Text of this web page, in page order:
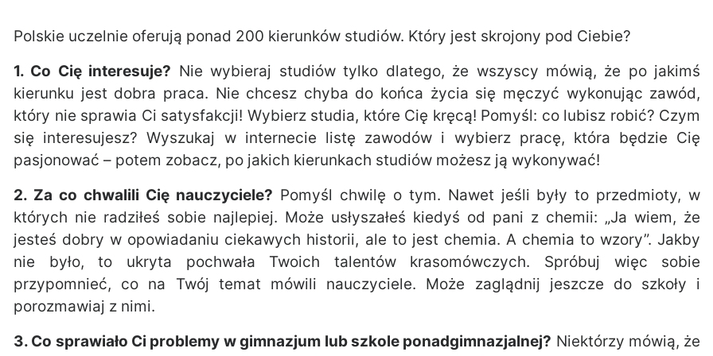
Polskie uczelnie oferują ponad 200 kierunków studiów. Który jest skrojony pod Ciebie?
1. Co Cię interesuje? Nie wybieraj studiów tylko dlatego, że wszyscy mówią, że po jakimś
kierunku jest dobra praca. Nie chcesz chyba do końca życia się męczyć wykonując zawód,
który nie sprawia Ci satysfakcji! Wybierz studia, które Cię kręcą! Pomyśl: co lubisz robić? Czym
się interesujesz? Wyszukaj w internecie listę zawodów i wybierz pracę, która będzie Cię
pasjonować – potem zobacz, po jakich kierunkach studiów możesz ją wykonywać!
2. Za co chwalili Cię nauczyciele? Pomyśl chwilę o tym. Nawet jeśli były to przedmioty, w
których nie radziłeś sobie najlepiej. Może usłyszałeś kiedyś od pani z chemii: „Ja wiem, że
jesteś dobry w opowiadaniu ciekawych historii, ale to jest chemia. A chemia to wzory”. Jakby
nie było, to ukryta pochwała Twoich talentów krasomówczych. Spróbuj więc sobie
przypomnieć, co na Twój temat mówili nauczyciele. Może zaglądnij jeszcze do szkoły i
porozmawiaj z nimi.
3. Co sprawiało Ci problemy w gimnazjum lub szkole ponadgimnazjalnej? Niektórzy mówią, że